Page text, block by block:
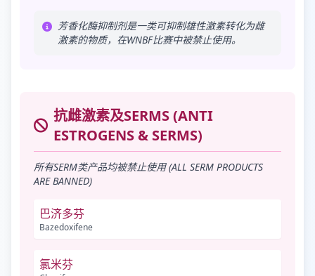
芳香化酶抑制剂是一类可抑制雄性激素转化为雌
激素的物质，在WNBF比赛中被禁止使用。
抗雌激素及SERMS (ANTI
ESTROGENS & SERMS)
所有SERM类产品均被禁止使用 (ALL SERM PRODUCTS
ARE BANNED)
巴济多芬
Bazedoxifene
氯米芬